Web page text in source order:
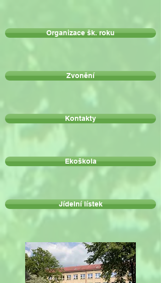
Organizace šk. roku
Zvonění
Kontakty
Ekoškola
Jídelní lístek